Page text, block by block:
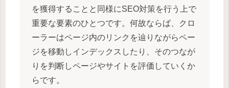
を獲得することと同様にSEO対策を行う上で
重要な要素のひとつです。何故ならば、クロ
ーラーはページ内のリンクを辿りながらペー
ジを移動しインデックスしたり、そのつなが
りを判断しページやサイトを評価していくか
らです。